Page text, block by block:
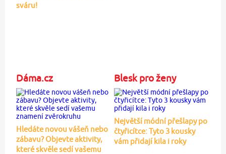
sváru!
Dáma.cz
Hledáte novou vášeň nebo
zábavu? Objevte aktivity,
které skvěle sedí vašemu
Blesk pro ženy
Největší módní přešlapy po
čtyřicítce: Tyto 3 kousky
vám přidají kila i roky